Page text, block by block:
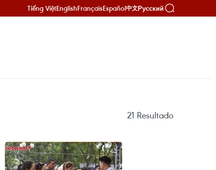
Tiếng ViệtEnglishFrançaisEspañol中文Русский
21 Resultado